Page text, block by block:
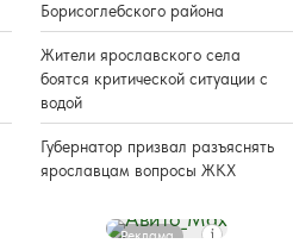
Борисоглебского района
Жители ярославского села
боятся критической ситуации с
водой
Губернатор призвал разъяснять
ярославцам вопросы ЖКХ
Реклама